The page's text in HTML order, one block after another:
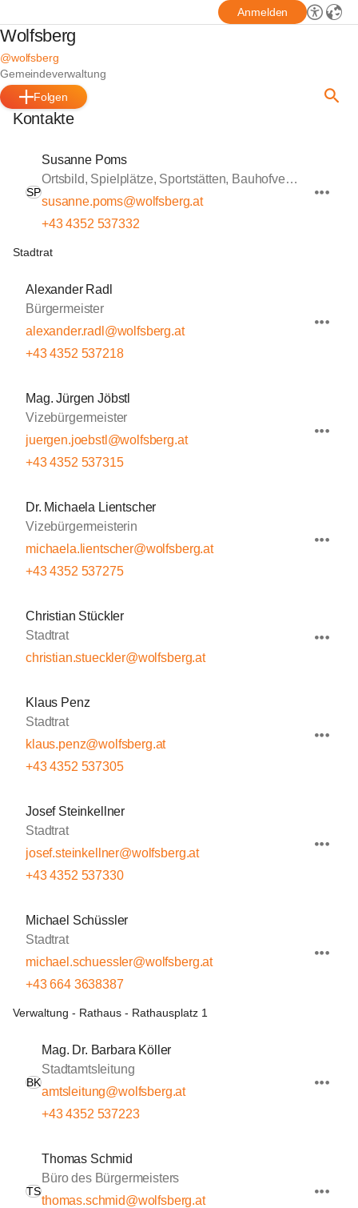
Anmelden
Wolfsberg
@wolfsberg
Gemeindeverwaltung
Folgen
Kontakte
SP
Susanne Poms
Ortsbild, Spielplätze, Sportstätten, Bauhofverwaltung
susanne.poms@wolfsberg.at
+43 4352 537332
Stadtrat
Alexander Radl
Bürgermeister
alexander.radl@wolfsberg.at
+43 4352 537218
Mag. Jürgen Jöbstl
Vizebürgermeister
juergen.joebstl@wolfsberg.at
+43 4352 537315
Dr. Michaela Lientscher
Vizebürgermeisterin
michaela.lientscher@wolfsberg.at
+43 4352 537275
Christian Stückler
Stadtrat
christian.stueckler@wolfsberg.at
Klaus Penz
Stadtrat
klaus.penz@wolfsberg.at
+43 4352 537305
Josef Steinkellner
Stadtrat
josef.steinkellner@wolfsberg.at
+43 4352 537330
Michael Schüssler
Stadtrat
michael.schuessler@wolfsberg.at
+43 664 3638387
Verwaltung - Rathaus - Rathausplatz 1
BK
Mag. Dr. Barbara Köller
Stadtamtsleitung
amtsleitung@wolfsberg.at
+43 4352 537223
TS
Thomas Schmid
Büro des Bürgermeisters
thomas.schmid@wolfsberg.at